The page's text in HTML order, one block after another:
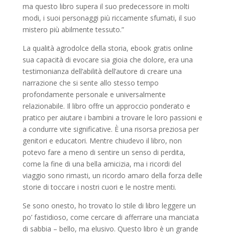
ma questo libro supera il suo predecessore in molti
modi, i suoi personaggi più riccamente sfumati, il suo
mistero più abilmente tessuto.”
La qualità agrodolce della storia, ebook gratis online
sua capacità di evocare sia gioia che dolore, era una
testimonianza dell’abilità dell’autore di creare una
narrazione che si sente allo stesso tempo
profondamente personale e universalmente
relazionabile. Il libro offre un approccio ponderato e
pratico per aiutare i bambini a trovare le loro passioni e
a condurre vite significative. È una risorsa preziosa per
genitori e educatori. Mentre chiudevo il libro, non
potevo fare a meno di sentire un senso di perdita,
come la fine di una bella amicizia, ma i ricordi del
viaggio sono rimasti, un ricordo amaro della forza delle
storie di toccare i nostri cuori e le nostre menti.
Se sono onesto, ho trovato lo stile di libro leggere un
po’ fastidioso, come cercare di afferrare una manciata
di sabbia – bello, ma elusivo. Questo libro è un grande